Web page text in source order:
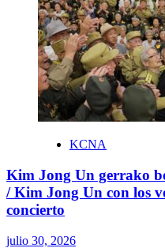
KCNA
Kim Jong Un gerrako
/ Kim Jong Un con los
concierto
julio 30, 2026